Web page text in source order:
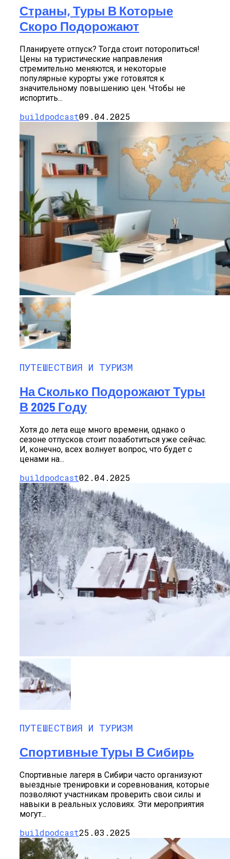
Страны, Туры В Которые
Скоро Подорожают
Планируете отпуск? Тогда стоит поторопиться!
Цены на туристические направления
стремительно меняются, и некоторые
популярные курорты уже готовятся к
значительному повышению цен. Чтобы не
испортить...
buildpodcast09.04.2025
ПУТЕШЕСТВИЯ И ТУРИЗМ
На Сколько Подорожают Туры
В 2025 Году
Хотя до лета еще много времени, однако о
сезоне отпусков стоит позаботиться уже сейчас.
И, конечно, всех волнует вопрос, что будет с
ценами на...
buildpodcast02.04.2025
ПУТЕШЕСТВИЯ И ТУРИЗМ
Спортивные Туры В Сибирь
Спортивные лагеря в Сибири часто организуют
выездные тренировки и соревнования, которые
позволяют участникам проверить свои силы и
навыки в реальных условиях. Эти мероприятия
могут...
buildpodcast25.03.2025